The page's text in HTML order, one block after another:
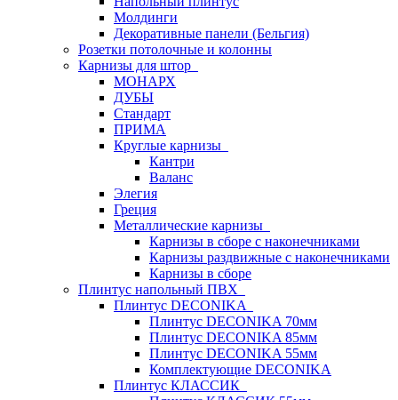
Молдинги
Декоративные панели (Бельгия)
Розетки потолочные и колонны
Карнизы для штор
МОНАРХ
ДУБЫ
Стандарт
ПРИМА
Круглые карнизы
Кантри
Валанс
Элегия
Греция
Металлические карнизы
Карнизы в сборе с наконечниками
Карнизы раздвижные с наконечниками
Карнизы в сборе
Плинтус напольный ПВХ
Плинтус DECONIKA
Плинтус DECONIKA 70мм
Плинтус DECONIKA 85мм
Плинтус DECONIKA 55мм
Комплектующие DECONIKA
Плинтус КЛАССИК